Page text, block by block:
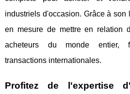
industriels d'occasion. Grâce à son
en mesure de mettre en relation
acheteurs du monde entier,
transactions internationales.
Profitez de l'expertise